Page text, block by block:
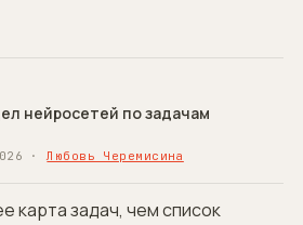
нейросетей по задачам
·Любовь Черемисина
карта задач, чем список